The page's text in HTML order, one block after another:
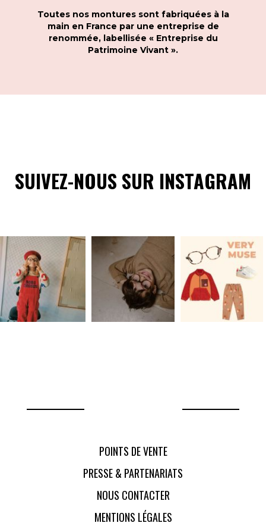
Toutes nos montures sont fabriquées à la
main en France par une entreprise de
renommée, labellisée « Entreprise du
Patrimoine Vivant ».
SUIVEZ-NOUS SUR INSTAGRAM
POINTS DE VENTE
PRESSE & PARTENARIATS
NOUS CONTACTER
MENTIONS LÉGALES